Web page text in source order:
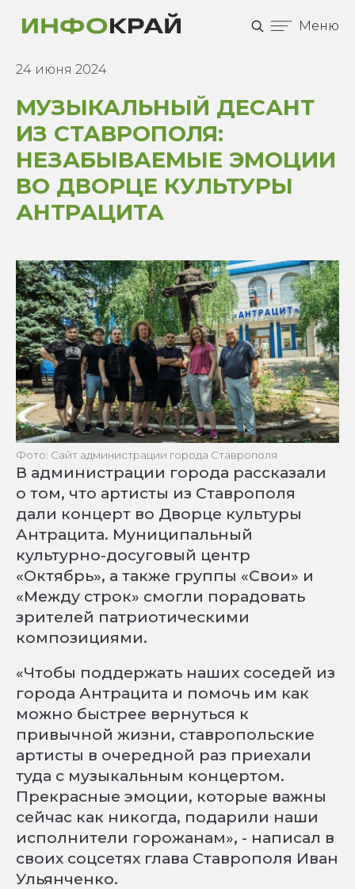
Меню
24 июня 2024
МУЗЫКАЛЬНЫЙ ДЕСАНТ
ИЗ СТАВРОПОЛЯ:
НЕЗАБЫВАЕМЫЕ ЭМОЦИИ
ВО ДВОРЦЕ КУЛЬТУРЫ
АНТРАЦИТА
Фото: Сайт администрации города Ставрополя
В администрации города рассказали
о том, что артисты из Ставрополя
дали концерт во Дворце культуры
Антрацита. Муниципальный
культурно-досуговый центр
«Октябрь», а также группы «Свои» и
«Между строк» смогли порадовать
зрителей патриотическими
композициями.
«Чтобы поддержать наших соседей из
города Антрацита и помочь им как
можно быстрее вернуться к
привычной жизни, ставропольские
артисты в очередной раз приехали
туда с музыкальным концертом.
Прекрасные эмоции, которые важны
сейчас как никогда, подарили наши
исполнители горожанам», - написал в
своих соцсетях глава Ставрополя Иван
Ульянченко.